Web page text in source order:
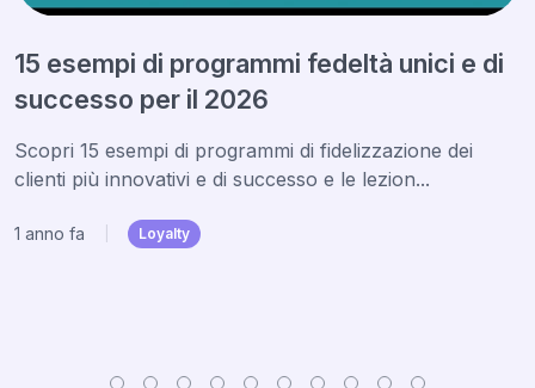
15 esempi di programmi fedeltà unici e di
successo per il 2026
Scopri 15 esempi di programmi di fidelizzazione dei
clienti più innovativi e di successo e le lezion...
1 anno fa Loyalty